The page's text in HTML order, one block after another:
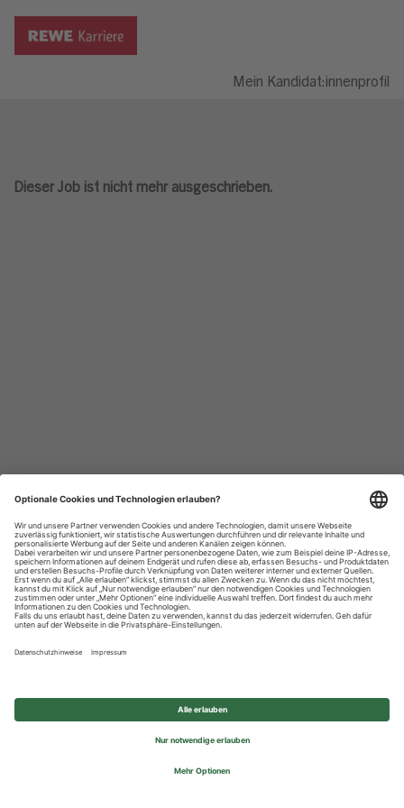
Mein Kandidat:innenprofil
Dieser Job ist nicht mehr ausgeschrieben.
Datenschutzhinweise
Impressum
Privatsphäre-Einstellungen
© 2026 REWE Group - All rights reserved